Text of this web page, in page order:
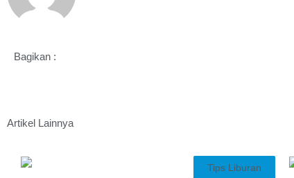
Bagikan :
Artikel Lainnya
Tips Liburan